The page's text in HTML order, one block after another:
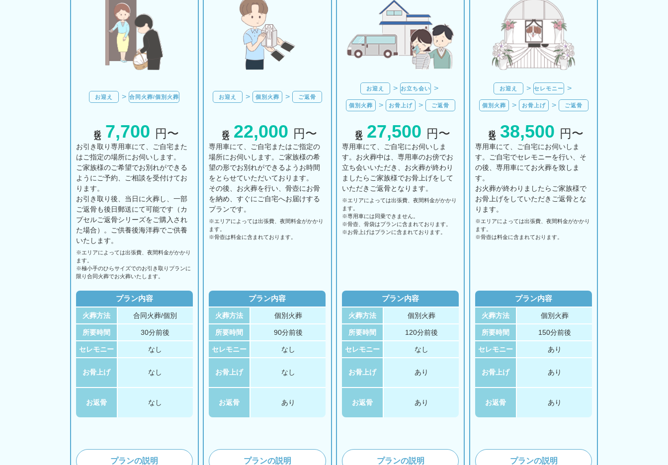
お迎え 合同火葬/個別火葬
7,700 円〜
お引き取り専用車にて、ご自宅また
はご指定の場所にお伺いします。
ご家族様のご希望でお別れができる
ようにご予約、ご相談を受付けてお
ります。
お引き取り後、当日に火葬し、一部
ご返骨も後日郵送にて可能です（カ
プセルご返骨シリーズをご購入され
た場合）。ご供養後海洋葬でご供養
いたします。
※エリアに よっては出張費、 夜間料金がかかり
ます。
※極小手のひらサイズでのお引き取りプランに
限り合同火葬でお火葬いたします。
プラン内容
火葬方法 合同火葬/個別
所要時間 30分前後
セレモニー なし
お骨上げ なし
お返骨 なし
プランの説明
お迎え 個別火葬 ご返骨
22,000 円〜
専用車にて、ご自宅またはご指定の
場所にお伺いします。ご家族様の希
望の形でお別れができるようお時間
をとらせていただいております。
その後、お火葬を行い、骨壺にお骨
を納め、すぐにご自宅へお届けする
プランです。
※エリアに よっては出張費、夜間料金がかかり
ます。
※骨壺は料金に含まれております。
プラン内容
火葬方法 個別火葬
所要時間 90分前後
セレモニー なし
お骨上げ なし
お返骨 あり
プランの説明
お迎え お立ち会い
個別火葬 お骨上げ ご返骨
27,500 円〜
専用車にて、ご自宅にお伺いしま
す。お火葬中は、専用車のお傍でお
立ち会いいただき、お火葬が終わり
ましたらご家族様でお骨上げをして
いただきご返骨となります。
※エリアに よっては出張費、夜間料金がかかり
ます。
※専用車には同乗できません。
※骨壺、骨袋はプランに含まれております。
※お骨上げはプランに含まれております。
プラン内容
火葬方法 個別火葬
所要時間 120分前後
セレモニー なし
お骨上げ あり
お返骨 あり
プランの説明
お迎え セレモニー
個別火葬 お骨上げ ご返骨
38,500 円〜
専用車にて、ご自宅にお伺いしま
す。ご自宅でセレモニーを行い、そ
の後、専用車にてお火葬を致しま
す。
お火葬が終わりましたらご家族様で
お骨上げをしていただきご返骨とな
ります。
※エリアに よっては出張費、夜間料金がかかり
ます。
※骨壺は料金に含まれております。
プラン内容
火葬方法 個別火葬
所要時間 150分前後
セレモニー あり
お骨上げ あり
お返骨 あり
プランの説明